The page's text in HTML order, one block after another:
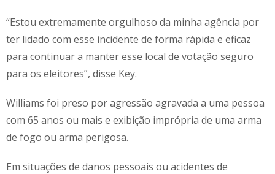
“Estou extremamente orgulhoso da minha agência por
ter lidado com esse incidente de forma rápida e eficaz
para continuar a manter esse local de votação seguro
para os eleitores”, disse Key.
Williams foi preso por agressão agravada a uma pessoa
com 65 anos ou mais e exibição imprópria de uma arma
de fogo ou arma perigosa.
Em situações de danos pessoais ou acidentes de